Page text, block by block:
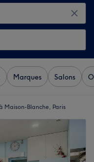
Marques Salons
Maison-Blanche, Paris